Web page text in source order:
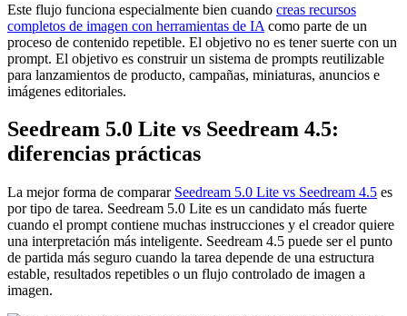
Este flujo funciona especialmente bien cuando creas recursos
completos de imagen con herramientas de IA como parte de un
proceso de contenido repetible. El objetivo no es tener suerte con un
prompt. El objetivo es construir un sistema de prompts reutilizable
para lanzamientos de producto, campañas, miniaturas, anuncios e
imágenes editoriales.
Seedream 5.0 Lite vs Seedream 4.5:
diferencias prácticas
La mejor forma de comparar Seedream 5.0 Lite vs Seedream 4.5 es
por tipo de tarea. Seedream 5.0 Lite es un candidato más fuerte
cuando el prompt contiene muchas instrucciones y el creador quiere
una interpretación más inteligente. Seedream 4.5 puede ser el punto
de partida más seguro cuando la tarea depende de una estructura
estable, resultados repetibles o un flujo controlado de imagen a
imagen.